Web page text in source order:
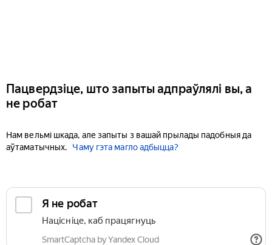
Пацвердзіце, што запыты адпраўлялі вы, а
не робат
Нам вельмі шкада, але запыты з вашай прылады падобныя да
аўтаматычных.
Чаму гэта магло адбыцца?
Я не робат
Націсніце, каб працягнуць
SmartCaptcha by Yandex Cloud